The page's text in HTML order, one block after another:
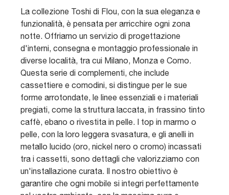
La collezione Toshi di Flou, con la sua eleganza e
funzionalità, è pensata per arricchire ogni zona
notte. Offriamo un servizio di progettazione
d'interni, consegna e montaggio professionale in
diverse località, tra cui Milano, Monza e Como.
Questa serie di complementi, che include
cassettiere e comodini, si distingue per le sue
forme arrotondate, le linee essenziali e i materiali
pregiati, come la struttura laccata, in frassino tinto
caffè, ebano o rivestita in pelle. I top in marmo o
pelle, con la loro leggera svasatura, e gli anelli in
metallo lucido (oro, nickel nero o cromo) incassati
tra i cassetti, sono dettagli che valorizziamo con
un'installazione curata. Il nostro obiettivo è
garantire che ogni mobile si integri perfettamente